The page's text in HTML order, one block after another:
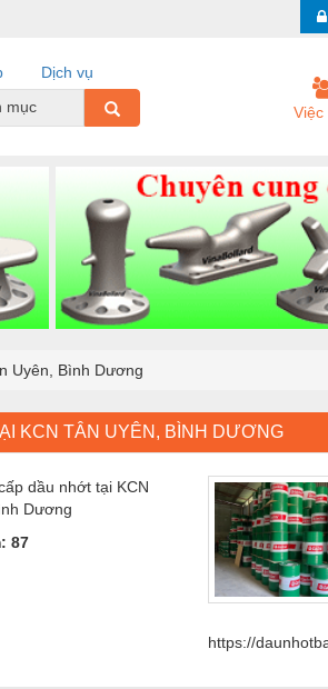
Dịch vụ
mục
Việc
Uyên, Bình Dương
KCN TÂN UYÊN, BÌNH DƯƠNG
dầu nhớt tại KCN
Dương
87
https://